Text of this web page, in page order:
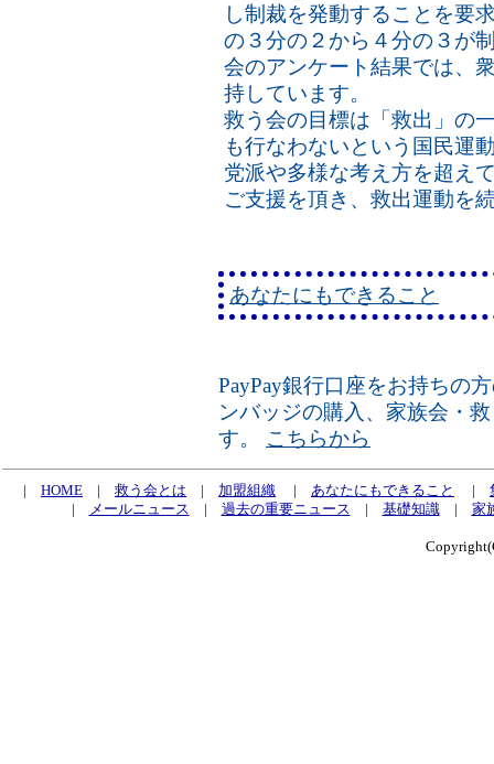
し制裁を発動することを要
の３分の２から４分の３が
会のアンケート結果では、
持しています。
救う会の目標は「救出」の
も行なわないという国民運
党派や多様な考え方を超え
ご支援を頂き、救出運動を
あなたにもできること
PayPay銀行口座をお持ちの
ンバッジの購入、家族会・
す。 こちらから
| HOME | 救う会とは | 加盟組織 | あなたにもできること |
|
メールニュース | 過去の重要ニュース | 基礎知識| 家